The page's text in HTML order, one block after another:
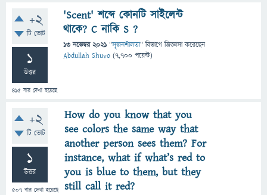
+2
টি ভোট
1
উত্তর
415 বার দেখা হয়েছে
'Scent' শব্দে কোনটি সাইলেন্ট
থাকে? C নাকি S ?
13 নভেম্বর 2021 "সৃজনশীলতা" বিভাগে জিজ্ঞাসাকরেছেন
Abdullah Shuvo (7,700 পয়েন্ট)
+2
টি ভোট
1
উত্তর
507 বার দেখা হয়েছে
How do you know that you
see colors the same way that
another person sees them? For
instance, what if what’s red to
you is blue to them, but they
still call it red?